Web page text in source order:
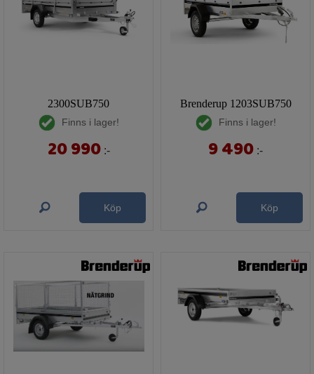
2300SUB750
Finns i lager!
20 990 :-
Köp
Brenderup 1203SUB750
Finns i lager!
9 490 :-
Köp